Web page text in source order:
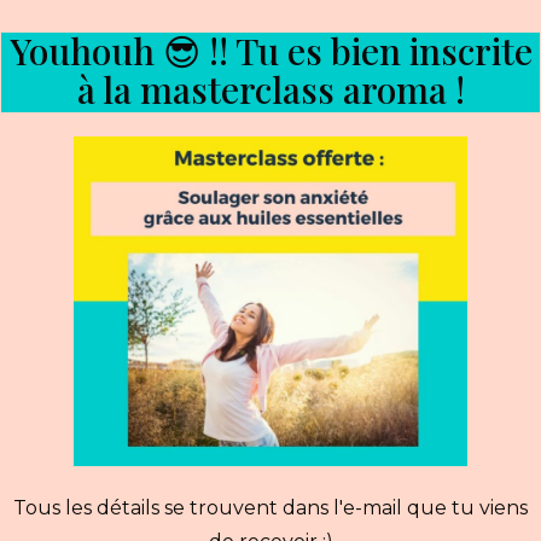
Youhouh 😎 !! Tu es bien inscrite
à la masterclass aroma !
Tous les détails se trouvent dans l'e-mail que tu viens